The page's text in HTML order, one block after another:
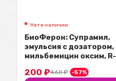
Нет в наличии
БиоФерон: Супрамил,
эмульсия с дозатором,
мильбемицин оксим, R-
200₽460₽ -57%